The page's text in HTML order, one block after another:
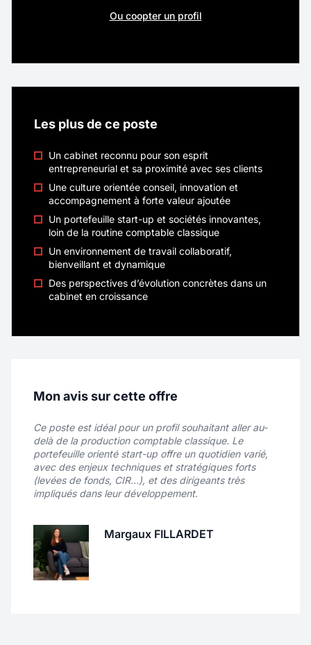
commercialisez aussi bien du matériel sportif
d’aménagement plus ambitieux : terrains
Rémunération 40K€ - 45K€
Contrat
Télétravail Total
Véritable ambassadeur(rice) de CASAL SPORT,
vous prenez en charge un portefeuille de
clients existants tout en développant de
nouvelles opportunités commerciales
des établissements scolaires et des clubs et
d’entraînement…) que des projets
multisports, city stades, équipements de
gymnase, basket 3×3, etc.
Commercial Itinérant - Equipements
Sportifs - F/H/X
Localité Grenoble
Contrat
Télétravail
Ou coopter un profil
Les plus de ce poste
Un cabinet reconnu pour son esprit
entrepreneurial et sa proximité avec ses clients
Une culture orientée conseil, innovation et
accompagnement à forte valeur ajoutée
Un portefeuille start-up et sociétés innovantes,
loin de la routine comptable classique
Un environnement de travail collaboratif,
bienveillant et dynamique
Des perspectives d’évolution concrètes dans un
cabinet en croissance
Mon avis sur cette offre
Ce poste est idéal pour un profil souhaitant aller au-
delà de la production comptable classique. Le
portefeuille orienté start-up offre un quotidien varié,
avec des enjeux techniques et stratégiques forts
(levées de fonds, CIR…), et des dirigeants très
impliqués dans leur développement.
Margaux FILLARDET